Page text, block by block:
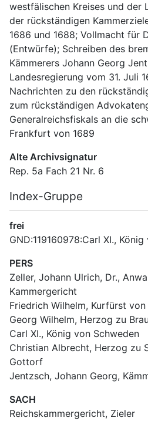
westfälischen Kreises und der
der rückständigen
1686 und 1688; Vollmacht für
(Entwürfe); Schreiben des
Kämmerers Johann Georg
Landesregierung vom 31. Juli
Nachrichten zu den
zum rückständigen
Generalreichsfiskals an die
Frankfurt von 1689
Alte Archivsignatur
Rep. 5a Fach 21 Nr. 6
Index-Gruppe
frei
GND:119160978:Carl XI.,
PERS
Zeller, Johann Ulrich, Dr.,
Kammergericht
Friedrich Wilhelm, Kurfürst
Georg Wilhelm, Herzog zu
Carl XI., König von Schweden
Christian Albrecht, Herzog zu
Gottorf
Jentzsch, Johann Georg,
SACH
Reichskammergericht, Zieler